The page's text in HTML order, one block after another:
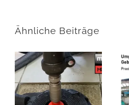
Ähnliche Beiträge